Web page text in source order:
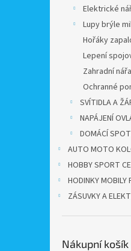
Elektrické
Lupy brýle
Hořáky
Lepení
Zahradní
Ochranné
SVÍTIDLA A
NAPÁJENÍ
DOMÁCÍ
AUTO MOTO
HOBBY SPORT
HODINKY MOBILY
ZÁSUVKY A
Nákupní košík